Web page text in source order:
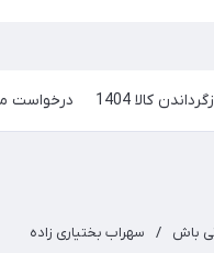
کالا 1404 درخواست
باش / سهراب بختیاری زاده